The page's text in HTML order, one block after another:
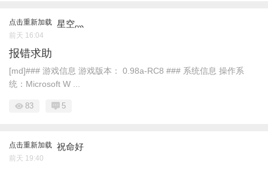
点击重新加载 星空灬
前天 16:04
报错求助
[md]### 游戏信息 游戏版本： 0.98a-RC8 ### 系统信息 操作系
统：Microsoft W ...
83 5
点击重新加载 祝命好
前天 19:40